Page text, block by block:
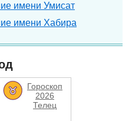
имени Умисат
имени Хабира
Гороскоп
2026
Телец